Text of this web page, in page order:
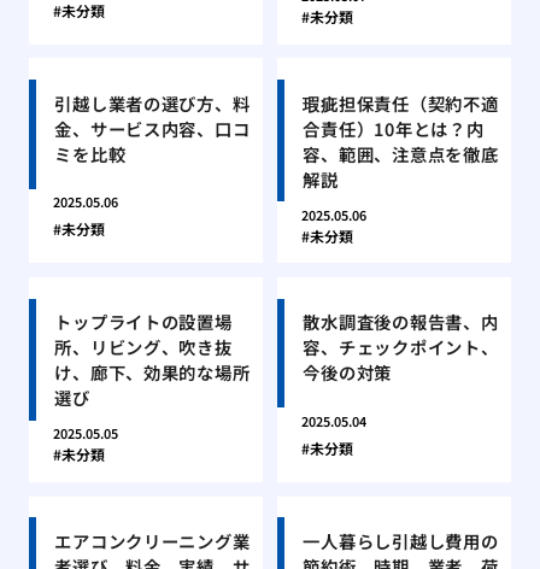
未分類 未分類
引越し業者の選び方、料
金、サービス内容、口コ
ミを比較
2025.05.06
未分類
瑕疵担保責任（契約不適
合責任）10年とは？内
容、範囲、注意点を徹底
解説
2025.05.06
未分類
トップライトの設置場
所、リビング、吹き抜
け、廊下、効果的な場所
選び
2025.05.05
未分類
散水調査後の報告書、内
容、チェックポイント、
今後の対策
2025.05.04
未分類
エアコンクリーニング業
一人暮らし引越し費用の